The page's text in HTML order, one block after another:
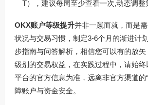
T），建议每周至少查看一次,动态调整
OKX账户等级提升并非一蹴而就，而是
状况与交易习惯，制定3-6个月的渐进计
步指南与问答解析，相信您可以有的放
级别的交易权益，在实践过程中，请始终
平台的官方信息为准，远离非官方渠道的
障账户与资金安全。